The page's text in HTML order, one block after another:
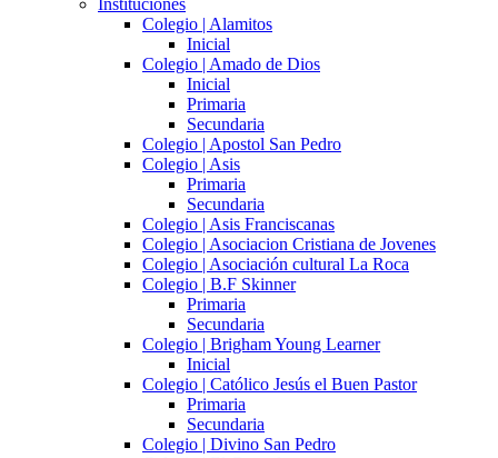
Colegio | Alamitos
Inicial
Colegio | Amado de Dios
Inicial
Primaria
Secundaria
Colegio | Apostol San Pedro
Colegio | Asis
Primaria
Secundaria
Colegio | Asis Franciscanas
Colegio | Asociacion Cristiana de Jovenes
Colegio | Asociación cultural La Roca
Colegio | B.F Skinner
Primaria
Secundaria
Colegio | Brigham Young Learner
Inicial
Colegio | Católico Jesús el Buen Pastor
Primaria
Secundaria
Colegio | Divino San Pedro